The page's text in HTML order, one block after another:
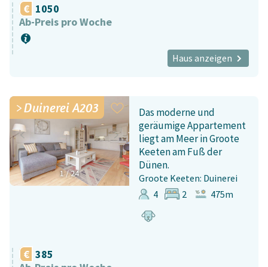
1050
Ab-Preis pro Woche
Haus anzeigen
1/24
Duinerei A203
Das moderne und
geräumige Appartement
liegt am Meer in Groote
Keeten am Fuß der
Dünen.
Groote Keeten: Duinerei
4
2 475m
385